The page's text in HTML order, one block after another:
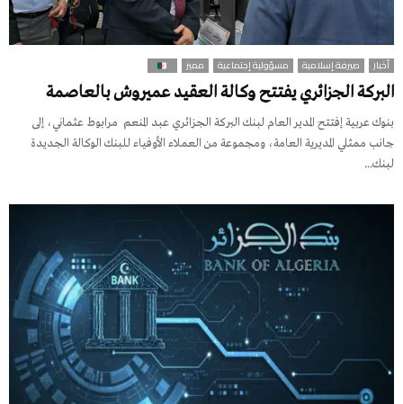
أخبار صيرفة إسلامية مسؤولية إجتماعية مميز
البركة الجزائري يفتتح وكالة العقيد عميروش بالعاصمة
بنوك عربية إفتتح المدير العام لبنك البركة الجزائري عبد المنعم مرابوط عثماني، إلى
جانب ممثلي المديرية العامة، ومجموعة من العملاء الأوفياء للبنك الوكالة الجديدة
لبنك...